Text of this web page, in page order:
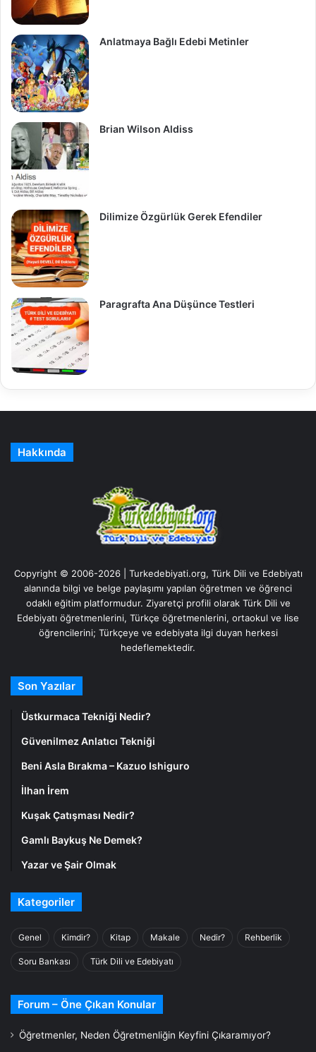
Anlatmaya Bağlı Edebi Metinler
Brian Wilson Aldiss
Dilimize Özgürlük Gerek Efendiler
Paragrafta Ana Düşünce Testleri
Hakkında
Copyright © 2006-2026 | Turkedebiyati.org, Türk Dili ve Edebiyatı
alanında bilgi ve belge paylaşımı yapılan öğretmen ve öğrenci
odaklı eğitim platformudur. Ziyaretçi profili olarak Türk Dili ve
Edebiyatı öğretmenlerini, Türkçe öğretmenlerini, ortaokul ve lise
öğrencilerini; Türkçeye ve edebiyata ilgi duyan herkesi
hedeflemektedir.
Son Yazılar
Üstkurmaca Tekniği Nedir?
Güvenilmez Anlatıcı Tekniği
Beni Asla Bırakma – Kazuo Ishiguro
İlhan İrem
Kuşak Çatışması Nedir?
Gamlı Baykuş Ne Demek?
Yazar ve Şair Olmak
Kategoriler
Genel Kimdir? Kitap Makale Nedir? Rehberlik
Soru Bankası Türk Dili ve Edebiyatı
Forum – Öne Çıkan Konular
Öğretmenler, Neden Öğretmenliğin Keyfini Çıkaramıyor?